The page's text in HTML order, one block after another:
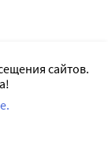
сайтов.